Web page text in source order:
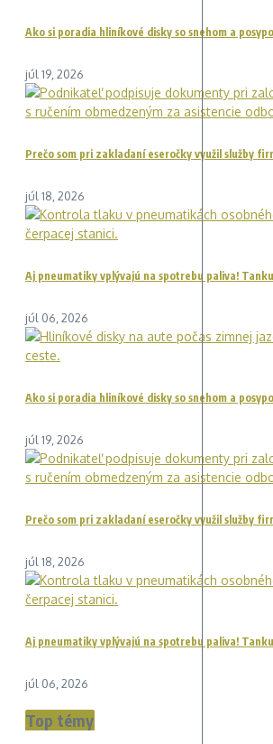
Ako si poradia hliníkové disky so snehom a
júl 19, 2026
Prečo som pri zakladaní eseročky využil služby
júl 18, 2026
Aj pneumatiky vplývajú na spotrebu paliva!
júl 06, 2026
Ako si poradia hliníkové disky so snehom a
júl 19, 2026
Prečo som pri zakladaní eseročky využil služby
júl 18, 2026
Aj pneumatiky vplývajú na spotrebu paliva!
júl 06, 2026
Top témy